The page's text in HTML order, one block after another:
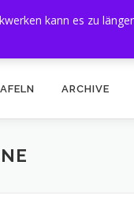
kann es zu
ARCHIVE